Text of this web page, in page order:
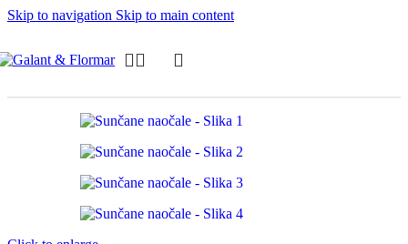
Skip to navigation Skip to main content